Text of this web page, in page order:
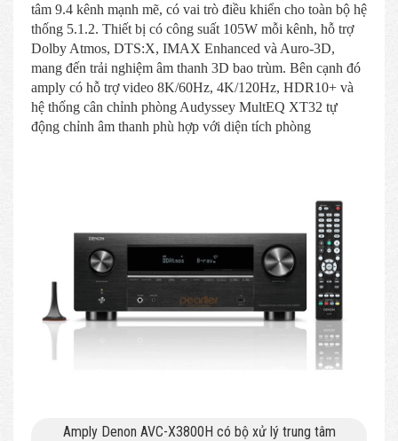
tâm 9.4 kênh mạnh mẽ, có vai trò điều khiển cho toàn bộ hệ
thống 5.1.2. Thiết bị có công suất 105W mỗi kênh, hỗ trợ
Dolby Atmos, DTS:X, IMAX Enhanced và Auro-3D,
mang đến trải nghiệm âm thanh 3D bao trùm. Bên cạnh đó
amply có hỗ trợ video 8K/60Hz, 4K/120Hz, HDR10+ và
hệ thống cân chỉnh phòng Audyssey MultEQ XT32 tự
động chỉnh âm thanh phù hợp với diện tích phòng
Amply Denon AVC-X3800H có bộ xử lý trung tâm